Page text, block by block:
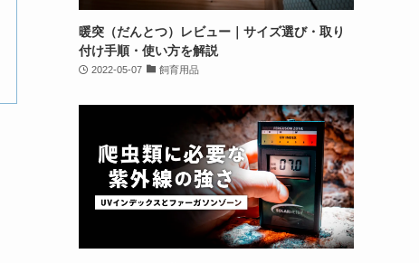
暖突（だんとつ）レビュー｜サイズ選び・取り
付け手順・使い方を解説
2022-05-07 飼育用品